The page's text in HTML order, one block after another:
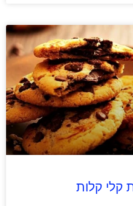
קלי קלות